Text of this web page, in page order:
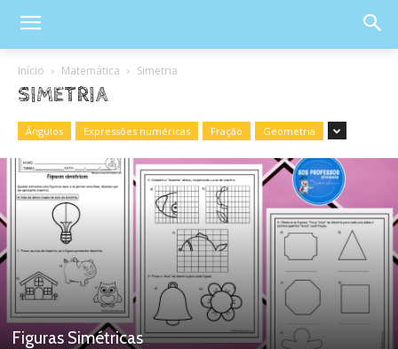
Início Matemática Simetria
SIMETRIA
Ângulos Expressões numéricas Fração Geometria
Figuras Simétricas